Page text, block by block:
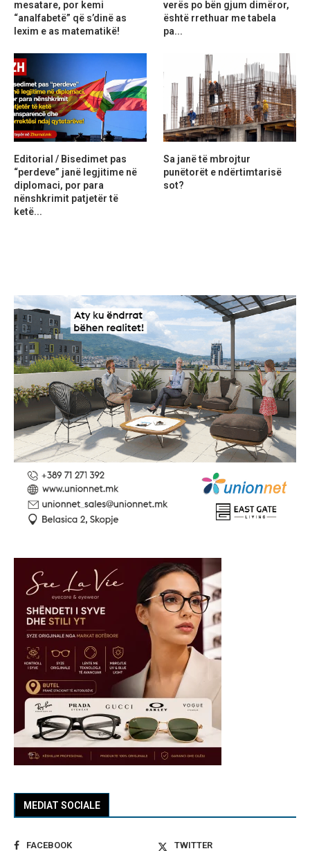
MEDIAT SOCIALE
FACEBOOK
TWITTER
mesatare, por kemi
“analfabetë” që s’dinë as
lexim e as matematikë!
verës po bën gjum dimëror,
është rrethuar me tabela
pa...
Editorial / Bisedimet pas
“perdeve” janë legjitime në
diplomaci, por para
nënshkrimit patjetër të
ketë...
Sa janë të mbrojtur
punëtorët e ndërtimtarisë
sot?